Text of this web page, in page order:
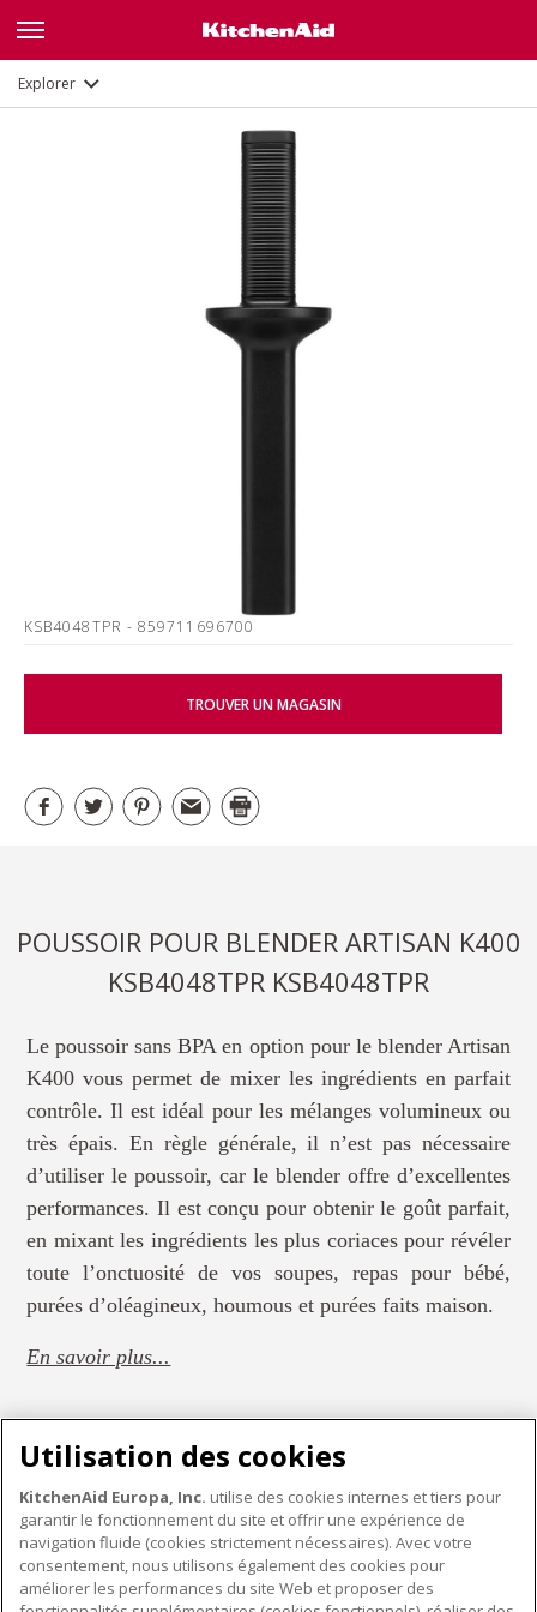
Explorer
KSB4048TPR - 859711696700
TROUVER UN MAGASIN
POUSSOIR POUR BLENDER ARTISAN K400
KSB4048TPR KSB4048TPR
Le poussoir sans BPA en option pour le blender Artisan
K400 vous permet de mixer les ingrédients en parfait
contrôle. Il est idéal pour les mélanges volumineux ou
très épais. En règle générale, il n’est pas nécessaire
d’utiliser le poussoir, car le blender offre d’excellentes
performances. Il est conçu pour obtenir le goût parfait,
en mixant les ingrédients les plus coriaces pour révéler
toute l’onctuosité de vos soupes, repas pour bébé,
purées d’oléagineux, houmous et purées faits maison.
En savoir plus...
PETITS ÉLECTROMÉNAGERS
Utilisation des cookies
KitchenAid Europa, Inc. utilise des cookies internes et tiers pour
garantir le fonctionnement du site et offrir une expérience de
navigation fluide (cookies strictement nécessaires). Avec votre
consentement, nous utilisons également des cookies pour
améliorer les performances du site Web et proposer des